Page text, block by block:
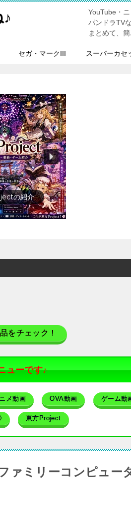
YouTube・
パンドラTV
まとめて、
セガ・マークIII スーパーカセ
画で勉強しまし
う
をチェック！
ューです♪
メ動画 OVA動画 ゲーム動
東方Project
ァミリーコンピュー